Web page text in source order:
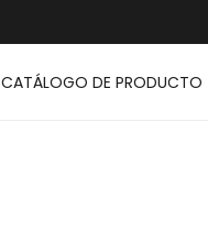
CATÁLOGO DE PRODUCTO